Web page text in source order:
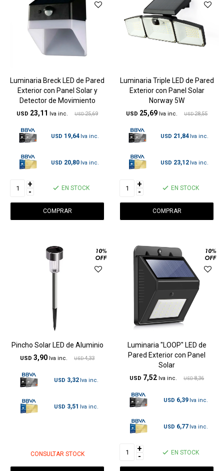
Luminaria Breck LED de Pared
Exterior con Panel Solar y
Detector de Movimiento
USD 23,11 USD 25,69
USD 19,64
USD 20,80
+
- EN STOCK
Luminaria Triple LED de Pared
Exterior con Panel Solar
Norway 5W
USD 25,69 USD 28,55
USD 21,84
USD 23,12
+
- EN STOCK
Pincho Solar LED de Aluminio
USD 3,90 USD 4,33
USD 3,32
USD 3,51
CONSULTAR STOCK
Luminaria "LOOP" LED de
Pared Exterior con Panel
Solar
USD 7,52 USD 8,36
USD 6,39
USD 6,77
+
- EN STOCK